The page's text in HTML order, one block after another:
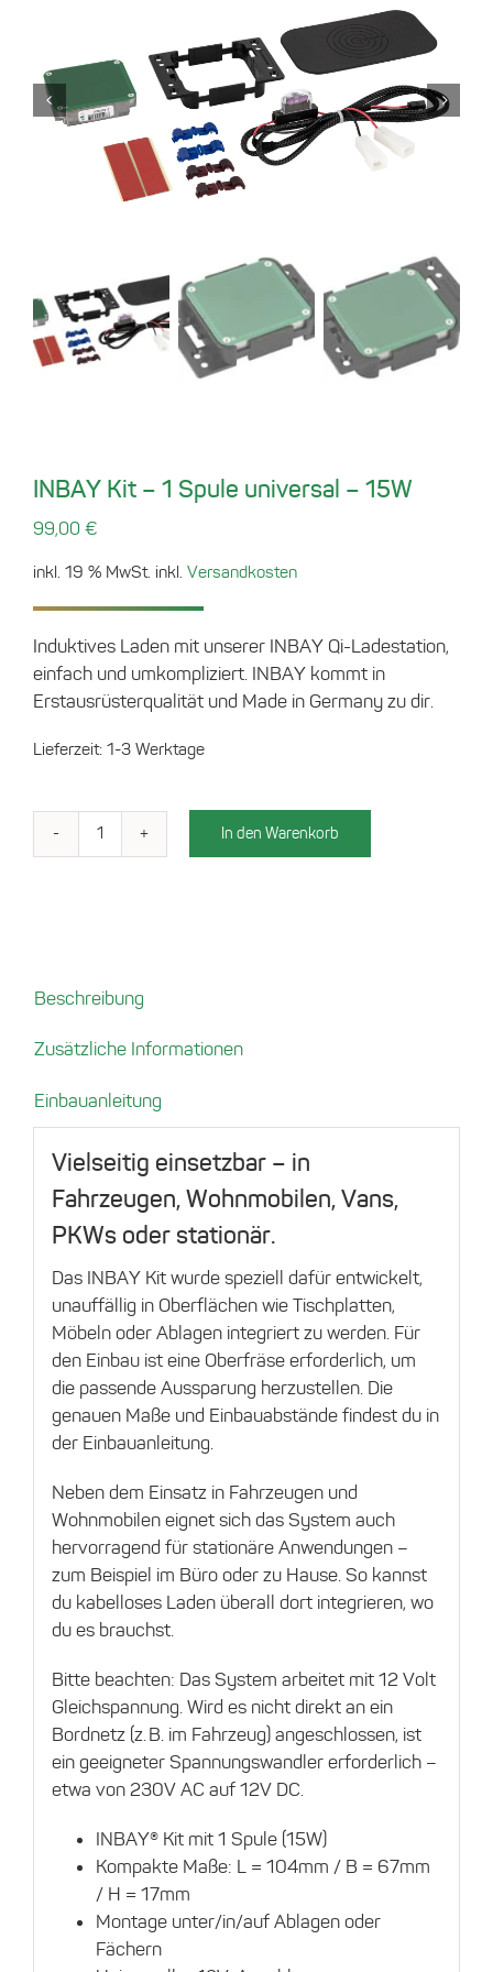
INBAY Kit – 1 Spule universal – 15W
99,00 €
inkl. 19 % MwSt. inkl. Versandkosten
Induktives Laden mit unserer INBAY Qi-Ladestation,
einfach und umkompliziert. INBAY kommt in
Erstausrüsterqualität und Made in Germany zu dir.
Lieferzeit: 1-3 Werktage
INBAY
–
15W
In den Warenkorb
Beschreibung
Zusätzliche Informationen
Einbauanleitung
Vielseitig einsetzbar – in
Fahrzeugen, Wohnmobilen, Vans,
PKWs oder stationär.
Das INBAY Kit wurde speziell dafür entwickelt,
unauffällig in Oberflächen wie Tischplatten,
Möbeln oder Ablagen integriert zu werden. Für
den Einbau ist eine Oberfräse erforderlich, um
die passende Aussparung herzustellen. Die
genauen Maße und Einbauabstände findest du in
der Einbauanleitung.
Neben dem Einsatz in Fahrzeugen und
Wohnmobilen eignet sich das System auch
hervorragend für stationäre Anwendungen –
zum Beispiel im Büro oder zu Hause. So kannst
du kabelloses Laden überall dort integrieren, wo
du es brauchst.
Bitte beachten: Das System arbeitet mit 12 Volt
Gleichspannung. Wird es nicht direkt an ein
Bordnetz (z. B. im Fahrzeug) angeschlossen, ist
ein geeigneter Spannungswandler erforderlich –
etwa von 230V AC auf 12V DC.
INBAY® Kit mit 1 Spule (15W)
Kompakte Maße: L = 104mm / B = 67mm
/ H = 17mm
Montage unter/in/auf Ablagen oder
Fächern